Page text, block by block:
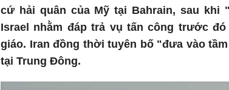
cứ hải quân của Mỹ tại Bahrain, sau khi
Israel nhằm đáp trả vụ tấn công trước
giáo. Iran đồng thời tuyên bố "đưa vào
tại Trung Đông.